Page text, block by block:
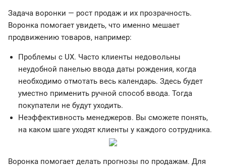
Задача воронки — рост продаж и их прозрачность.
Воронка помогает увидеть, что именно мешает
продвижению товаров, например:
Проблемы с UX. Часто клиенты недовольны
неудобной панелью ввода даты рождения, когда
необходимо отмотать весь календарь. Здесь будет
уместно применить ручной способ ввода. Тогда
покупатели не будут уходить.
Неэффективность менеджеров. Вы сможете понять,
на каком шаге уходят клиенты у каждого сотрудника.
Воронка помогает делать прогнозы по продажам. Для